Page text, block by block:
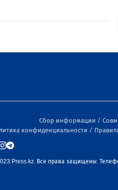
Сбор информации
конфиденциальности
Press.kz. Все права защищены.